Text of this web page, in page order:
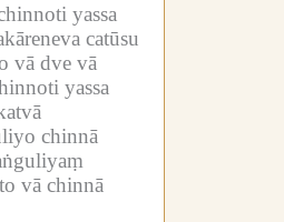
yassa
catūsu
vā dve vā
yassa
chinnā
vā chinnā